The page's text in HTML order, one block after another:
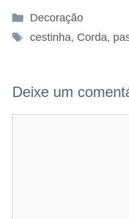
Categorias
Decoração
Tags
cestinha, Corda,
Deixe um